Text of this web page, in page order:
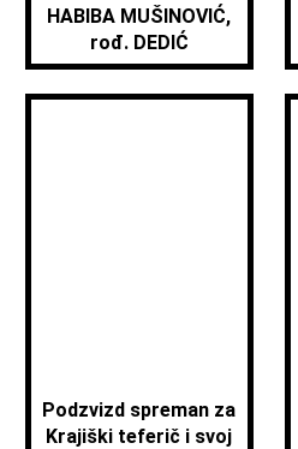
HABIBA MUŠINOVIĆ,
rođ. DEDIĆ
Podzvizd spreman za
Krajiški teferič i svoj